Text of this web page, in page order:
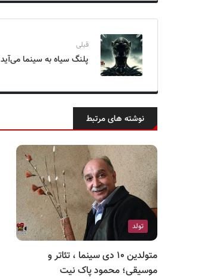
قبلی
پلنگ سیاه به سینما می‌آید
نوشته های مرتبط
تولد
متولدین ۱۰ دی سینما ، تئاتر و
موسیقی؛ محمود پاک نیت